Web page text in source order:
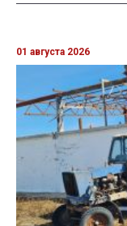
01 августа 2026